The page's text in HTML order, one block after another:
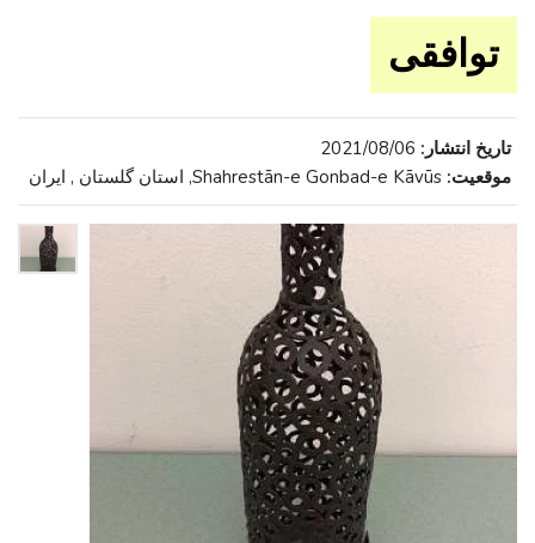
توافقی
تاریخ انتشار: 2021/08/06
موقعیت: Shahrestān-e Gonbad-e Kāvūs, استان گلستان , ایران